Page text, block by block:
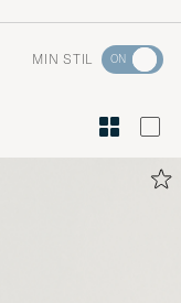
MIN STIL
Gå
Stilråd
for